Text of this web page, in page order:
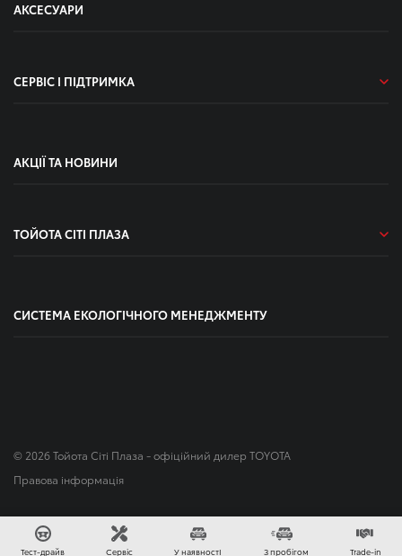
Тест-драйв Сервіс У наявностІ З пробігом Trade-in
АКСЕСУАРИ
СЕРВІС І ПІДТРИМКА
АКЦІЇ ТА НОВИНИ
ТОЙОТА СІТІ ПЛАЗА
СИСТЕМА ЕКОЛОГІЧНОГО МЕНЕДЖМЕНТУ
© 2026 Тойота Сіті Плаза - офіційний дилер TOYOTA
Правова інформація
Зроблено в